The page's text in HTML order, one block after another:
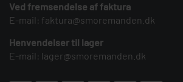
Ved fremsendelse af faktura
E-mail: faktura@smoremanden.dk
Henvendelser til lager
E-mail: lager@smoremanden.dk